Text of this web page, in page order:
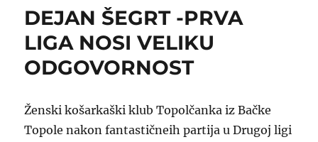
DEJAN ŠEGRT -PRVA
LIGA NOSI VELIKU
ODGOVORNOST
Ženski košarkaški klub Topolčanka iz Bačke
Topole nakon fantastičneih partija u Drugoj ligi